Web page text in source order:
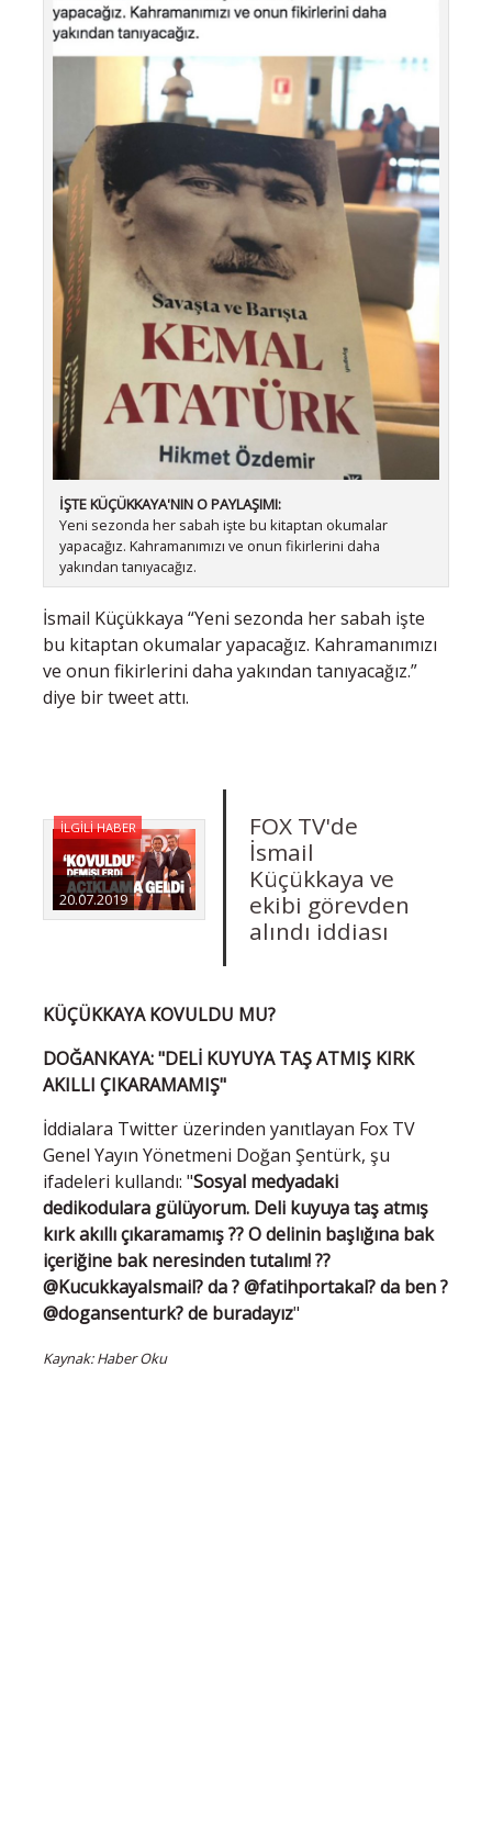
İŞTE KÜÇÜKKAYA'NIN O PAYLAŞIMI:
Yeni sezonda her sabah işte bu kitaptan okumalar
yapacağız. Kahramanımızı ve onun fikirlerini daha
yakından tanıyacağız.
İsmail Küçükkaya “Yeni sezonda her sabah işte
bu kitaptan okumalar yapacağız. Kahramanımızı
ve onun fikirlerini daha yakından tanıyacağız.”
diye bir tweet attı.
20.07.2019
FOX TV'de
İsmail
Küçükkaya ve
ekibi görevden
alındı iddiası
İLGİLİ HABER
KÜÇÜKKAYA KOVULDU MU?
DOĞANKAYA: "DELİ KUYUYA TAŞ ATMIŞ KIRK
AKILLI ÇIKARAMAMIŞ"
İddialara Twitter üzerinden yanıtlayan Fox TV
Genel Yayın Yönetmeni Doğan Şentürk, şu
ifadeleri kullandı: "Sosyal medyadaki
dedikodulara gülüyorum. Deli kuyuya taş atmış
kırk akıllı çıkaramamış ?? O delinin başlığına bak
içeriğine bak neresinden tutalım! ??
@KucukkayaIsmail? da ? @fatihportakal? da ben ?
@dogansenturk? de buradayız"
Kaynak: Haber Oku